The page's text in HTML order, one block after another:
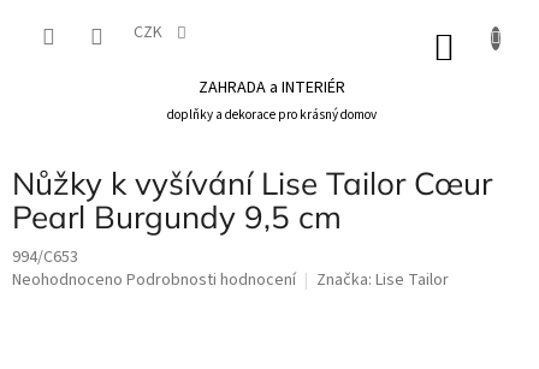
CZK
ZAHRADA a INTERIÉR
doplňky a dekorace pro krásný domov
Nůžky k vyšívání Lise Tailor Cœur
Pearl Burgundy 9,5 cm
994/C653
Průměrné
Neohodnoceno Podrobnosti hodnocení Značka: Lise Tailor